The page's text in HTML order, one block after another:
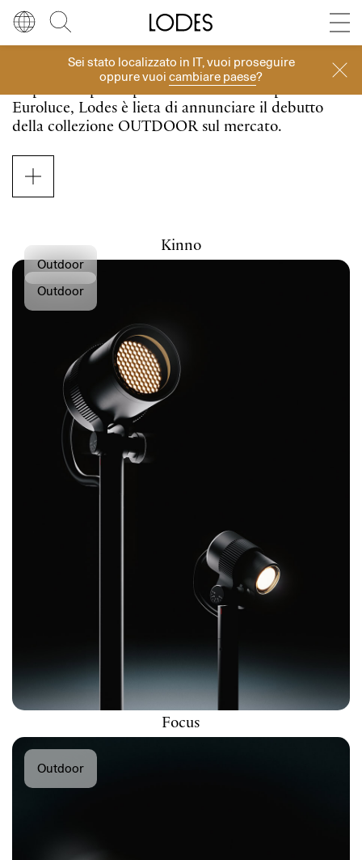
Sei stato localizzato in IT, vuoi proseguire
oppure vuoicambiare paese?
LinguaItaliano
Italiano
Français
Español
Русский
RegioneEuropa
Nord America
Store locator Press room
Diesel Living with Lodes
Dopo l’anteprima presentata lo scorso aprile a
Euroluce, Lodes è lieta di annunciare il debutto
della collezione OUTDOOR sul mercato.
Lodes Outdoor segna l’ingresso dell’azienda
veneziana nel mondo dell’illuminazione per
esterni. La collezione si distingue per le alte
con soluzioni progettate per integrarsi
armoniosamente in contesti residenziali e
hospitality, suggerendo una sensazione di totale
continuità tra spazi interni ed esterni.
Outdoor
Kinno
Outdoor
Focus
Outdoor